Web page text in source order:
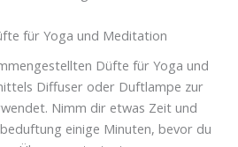
für Yoga und Meditation
Düfte für Yoga und
Diffuser oder Duftlampe zur
Nimm dir etwas Zeit und
einige Minuten, bevor du